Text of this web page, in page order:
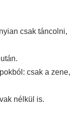
csak táncolni,
csak a zene,
nélkül is.